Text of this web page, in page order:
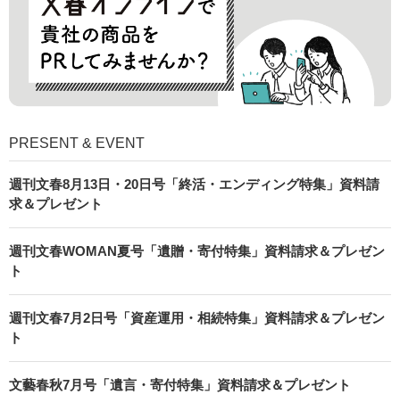
PRESENT & EVENT
週刊文春8月13日・20日号「終活・エンディング特集」資料請
求＆プレゼント
週刊文春WOMAN夏号「遺贈・寄付特集」資料請求＆プレゼン
ト
週刊文春7月2日号「資産運用・相続特集」資料請求＆プレゼン
ト
文藝春秋7月号「遺言・寄付特集」資料請求＆プレゼント